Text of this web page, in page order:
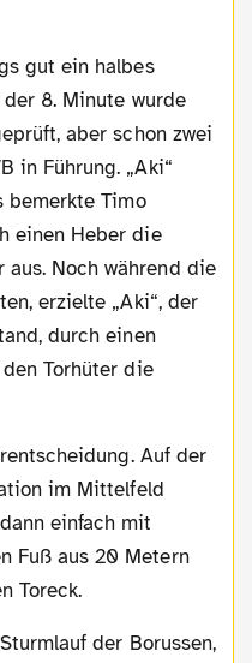
8. Minute wurde
aber schon zwei
in Führung. „Aki“
bemerkte Timo
einen Heber die
aus. Noch während die
erzielte „Aki“, der
durch einen
Torhüter die
im Mittelfeld
einfach mit
Fuß aus 20 Metern
Toreck.